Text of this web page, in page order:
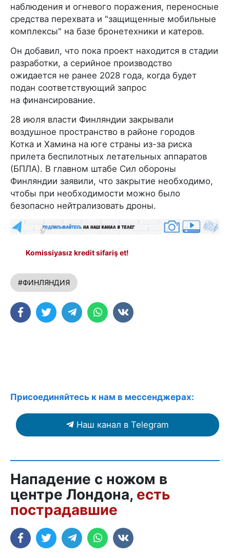
наблюдения и огневого поражения, переносные
средства перехвата и "защищенные мобильные
комплексы" на базе бронетехники и катеров.
Он добавил, что пока проект находится в стадии
разработки, а серийное производство
ожидается не ранее 2028 года, когда будет
подан соответствующий запрос
на финансирование.
28 июля власти Финляндии закрывали
воздушное пространство в районе городов
Котка и Хамина на юге страны из-за риска
прилета беспилотных летательных аппаратов
(БПЛА). В главном штабе Сил обороны
Финляндии заявили, что закрытие необходимо,
чтобы при необходимости можно было
безопасно нейтрализовать дроны.
Komissiyasız kredit sifariş et!
#ФИНЛЯНДИЯ
Присоединяйтесь к нам в мессенджерах:
Наш канал в Telegram
Нападение с ножом в
центре Лондона, есть
пострадавшие